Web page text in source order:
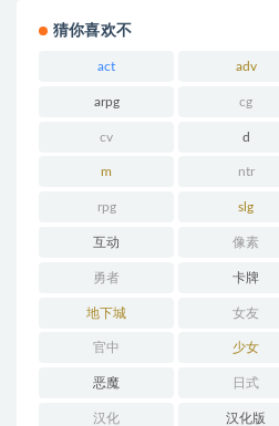
猜你喜欢不
act adv
arpg cg
cv d
m ntr
rpg slg
互动 像素
勇者 卡牌
地下城 女友
官中 少女
恶魔 日式
汉化 汉化版